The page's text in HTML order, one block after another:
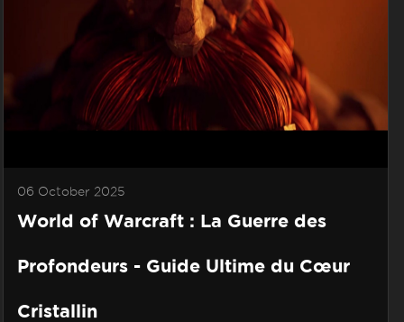
06 October 2025
World of Warcraft : La Guerre des
Profondeurs - Guide Ultime du Cœur
Cristallin